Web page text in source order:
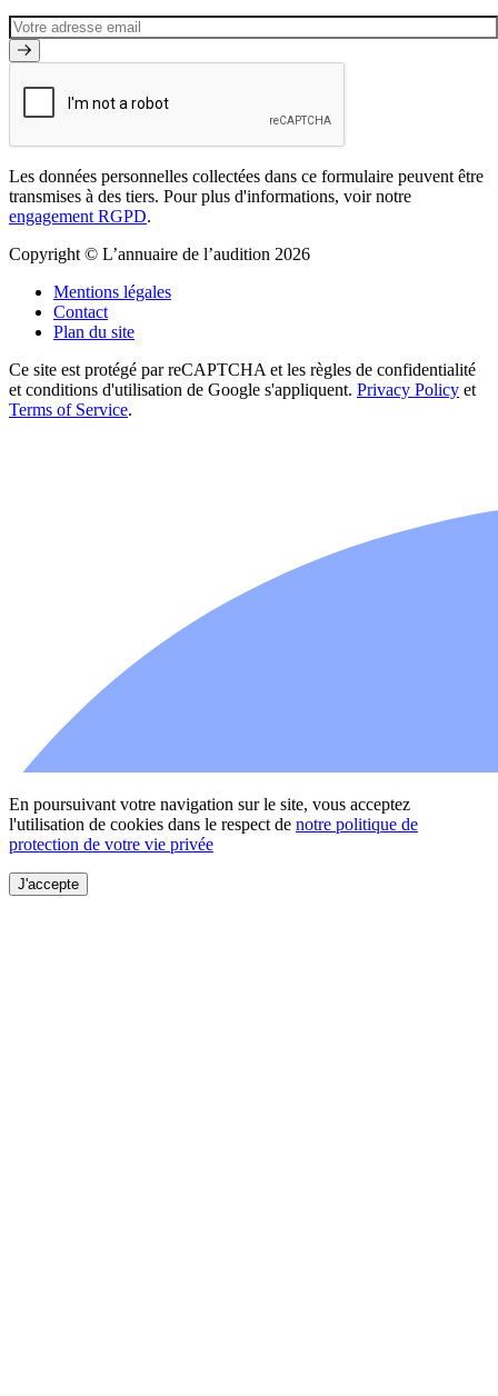
Les données personnelles collectées dans ce formulaire peuvent être
transmises à des tiers. Pour plus d'informations, voir notre
engagement RGPD.
Copyright © L’annuaire de l’audition 2026
Mentions légales
Contact
Plan du site
Ce site est protégé par reCAPTCHA et les règles de confidentialité
et conditions d'utilisation de Google s'appliquent. Privacy Policy et
Terms of Service.
En poursuivant votre navigation sur le site, vous acceptez
l'utilisation de cookies dans le respect de notre politique de
protection de votre vie privée
J'accepte